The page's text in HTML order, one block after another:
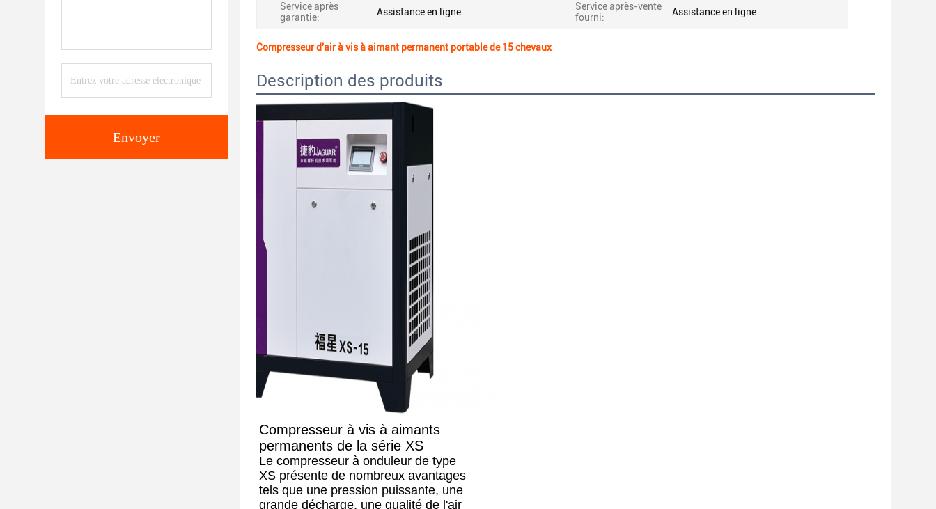
Envoyer
Service après
garantie:
Assistance en ligne
Service après-vente
fourni:
Assistance en ligne
Compresseur d'air à vis à aimant permanent portable de 15 chevaux
Description des produits
Compresseur à vis à aimants
permanents de la série XS
Le compresseur à onduleur de type
XS présente de nombreux avantages
tels que une pression puissante, une
grande décharge, une qualité de l'air